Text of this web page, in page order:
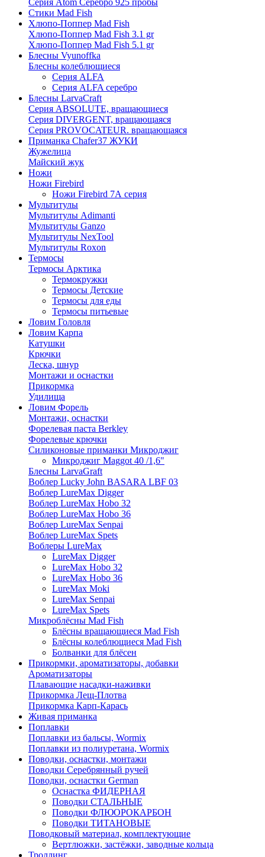
Серия Atom Серебро 925 пробы
Стики Mad Fish
Хлюпо-Поппер Mad Fish
Хлюпо-Поппер Mad Fish 3.1 gr
Хлюпо-Поппер Mad Fish 5.1 gr
Блесны Vyunoffka
Блесны колеблющиеся
Серия ALFA
Серия ALFA серебро
Блесны LarvaCraft
Серия ABSOLUTE, вращающиеся
Серия DIVERGENT, вращающаяся
Серия PROVOCATEUR. вращающаяся
Приманка Chafer37 ЖУКИ
Жужелица
Майский жук
Ножи
Ножи Firebird
Ножи Firebird 7А серия
Мультитулы
Мультитулы Adimanti
Мультитулы Ganzo
Мультитулы NexTool
Мультитулы Roxon
Термосы
Термосы Арктика
Термокружки
Термосы Детские
Термосы для еды
Термосы питьевые
Ловим Головля
Ловим Карпа
Катушки
Крючки
Леска, шнур
Монтажи и оснастки
Прикормка
Удилища
Ловим Форель
Монтажи, оснастки
Форелевая паста Berkley
Форелевые крючки
Силиконовые приманки Микроджиг
Микроджиг Maggot 40 /1,6"
Блесны LarvaGraft
Воблер Lucky John BASARA LBF 03
Воблер LureMax Digger
Воблер LureMax Hobo 32
Воблер LureMax Hobo 36
Воблер LureMax Senpai
Воблер LureMax Spets
Воблеры LureMax
LureMax Digger
LureMax Hobo 32
LureMax Hobo 36
LureMax Moki
LureMax Senpai
LureMax Spets
Микроблёсны Mad Fish
Блёсны вращающиеся Mad Fish
Блёсны колеблющиеся Mad Fish
Болванки для блёсен
Прикормки, ароматизаторы, добавки
Ароматизаторы
Плавающие насадки-наживки
Прикормка Лещ-Плотва
Прикормка Карп-Карась
Живая приманка
Поплавки
Поплавки из бальсы, Wormix
Поплавки из полиуретана, Wormix
Поводки, оснастки, монтажи
Поводки Серебрянный ручей
Поводки, оснастки German
Оснастка ФИДЕРНАЯ
Поводки СТАЛЬНЫЕ
Поводки ФЛЮОРОКАРБОН
Поводки ТИТАНОВЫЕ
Поводковый материал, комплектующие
Вертлюжки, застёжки, заводные кольца
Троллинг